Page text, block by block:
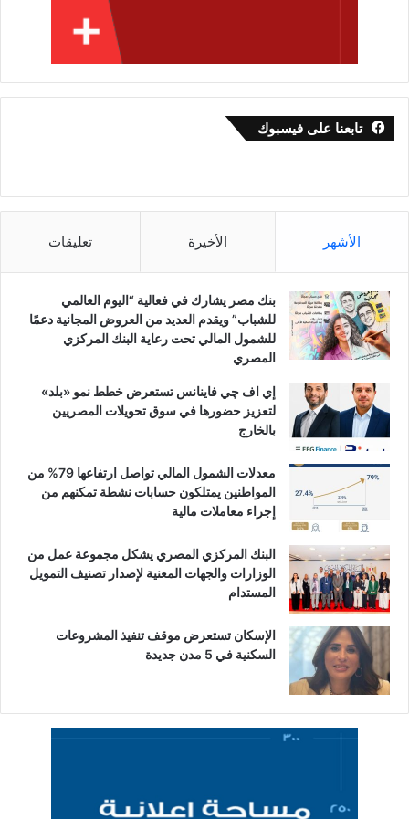
تابعنا على فيسبوك
الأشهر الأخيرة تعليقات
بنك مصر يشارك في فعالية “اليوم العالمي
للشباب” ويقدم العديد من العروض المجانية دعمًا
للشمول المالي تحت رعاية البنك المركزي
المصري
إي اف چي فاينانس تستعرض خطط نمو «بلد»
لتعزيز حضورها في سوق تحويلات المصريين
بالخارج
معدلات الشمول المالي تواصل ارتفاعها 79% من
المواطنين يمتلكون حسابات نشطة تمكنهم من
إجراء معاملات مالية
البنك المركزي المصري يشكل مجموعة عمل من
الوزارات والجهات المعنية لإصدار تصنيف التمويل
المستدام
الإسكان تستعرض موقف تنفيذ المشروعات
السكنية في 5 مدن جديدة